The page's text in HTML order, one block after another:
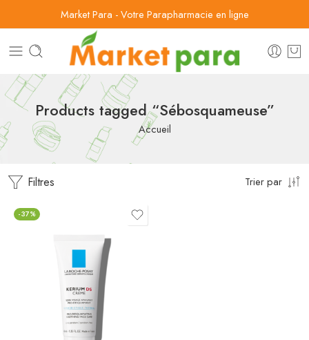
Market Para - Votre Parapharmacie en ligne
Products tagged “Sébosquameuse”
Accueil
Filtres Trier par
-37%